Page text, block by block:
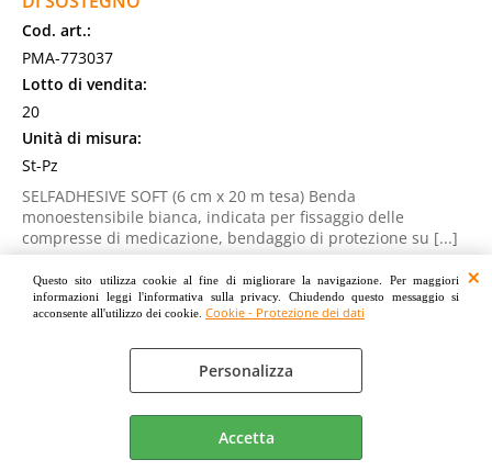
Questo sito utilizza cookie al fine di migliorare la navigazione. Per maggiori
informazioni leggi l'informativa sulla privacy. Chiudendo questo messaggio si
acconsente all'utilizzo dei cookie. Cookie - Protezione dei dati
Personalizza
Accetta
Cod. art.:
PMA-773037
Lotto di vendita:
20
Unità di misura:
St-Pz
SELFADHESIVE SOFT (6 cm x 20 m tesa) Benda
monoestensibile bianca, indicata per fissaggio delle
compresse di medicazione, bendaggio di protezione su [...]
DISPONIBILE SU ORDINAZIONE - PER INFO CHIAMA: 091 980 97 57
MAGAZZINO (0 St-Pz)
NEGOZIO GRANCIA (16 St-Pz)
Prodotto acquistabile solo in negozio a GRANCIA